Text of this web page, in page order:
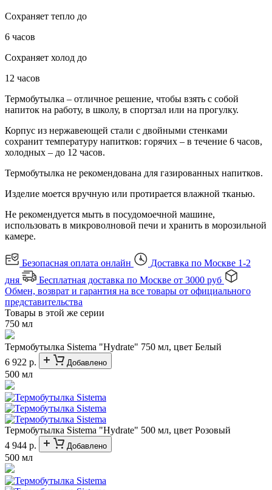
Сохраняет тепло до
6 часов
Сохраняет холод до
12 часов
Термобутылка – отличное решение, чтобы взять с собой
напиток на работу, в школу, в спортзал или на прогулку.
Корпус из нержавеющей стали с двойными стенками
сохранит температуру напитков: горячих – в течение 6 часов,
холодных – до 12 часов.
Термобутылка не рекомендована для газированных напитков.
Изделие моется вручную или протирается влажной тканью.
Не рекомендуется мыть в посудомоечной машине,
использовать в микроволновой печи и хранить в морозильной
камере.
Безопасная оплата онлайн
Доставка по Москве 1-2
дня
Бесплатная доставка по Москве от 3000 руб
Обмен, возврат и гарантия на все товары от официального
представительства
Товары в этой же серии
750 мл
Термобутылка Sistema "Hydrate" 750 мл, цвет Белый
6 922 р.
Добавлено
500 мл
Термобутылка Sistema "Hydrate" 500 мл, цвет Розовый
4 944 р.
Добавлено
500 мл